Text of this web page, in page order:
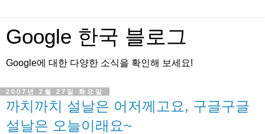
Google 한국 블로그
Google에 대한 다양한 소식을 확인해 보세요!
2007년 2월 27일 화요일
까치까치 설날은 어저께고요, 구글구글
설날은 오늘이래요~